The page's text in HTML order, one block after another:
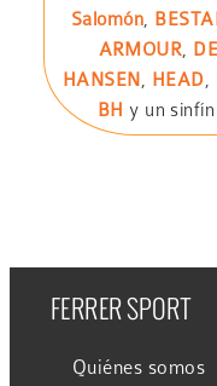
Salomón,
ARMOUR,
HANSEN, HEAD,
BH y un
FERRER SPORT
Quiénes somos